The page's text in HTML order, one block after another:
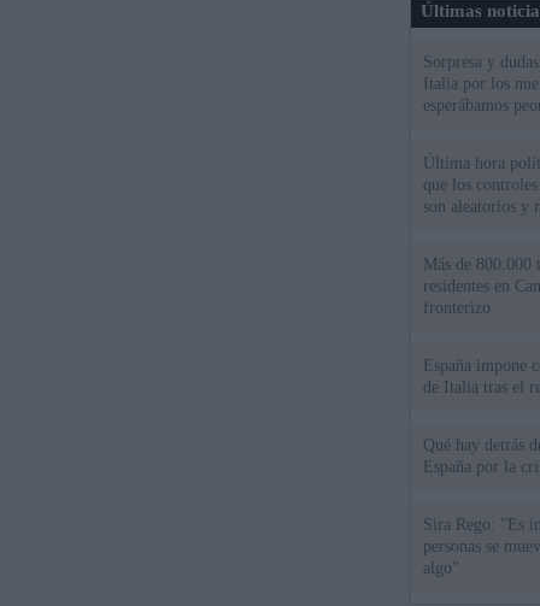
Últimas
Sorpresa y
Italia por los
esperábamos
Última hora
que los
son aleatorios y
Más de 800.000
residentes en
fronterizo
España impone
de Italia tras el
Qué hay detrás
España por la
Sira Rego: "Es
personas se
algo"